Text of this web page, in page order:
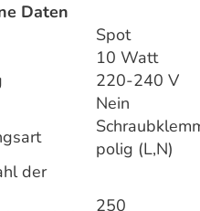
Daten
Spot
10 Watt
220-240 V
Nein
polig (L,N)
der
250